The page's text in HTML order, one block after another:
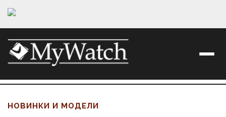
НОВИНКИ И МОДЕЛИ